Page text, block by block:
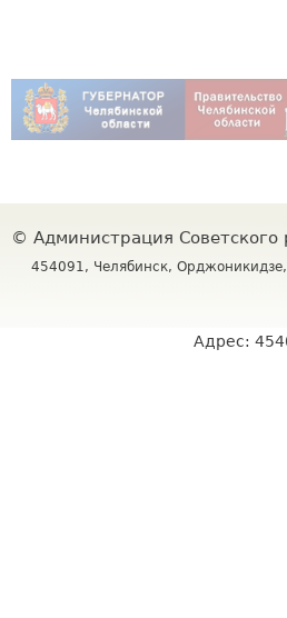
© Администрация
454091, Челябинск,
Адрес: